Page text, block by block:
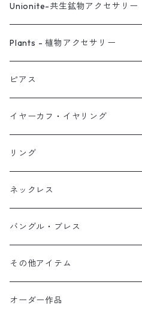
Unionite-共生鉱物アクセサリー
ピアス
ネックレス
イヤーカフ
イヤリング
Plants - 植物アクセサリー
ピアス
ネックレス
リング
ブレス
オブジェ
イヤーカフ
ピアス
スタッド・一粒
フック・ぶら下がり
フープ
イヤーカフ・イヤリング
原石イヤーカフ
植物イヤーカフ
ぶら下がりイヤーカフ
2連イヤーカフ
イヤリング対応
リング
ネックレス
バングル・ブレス
ブレスレット
バングル
その他アイテム
ブローチ
オーダー作品